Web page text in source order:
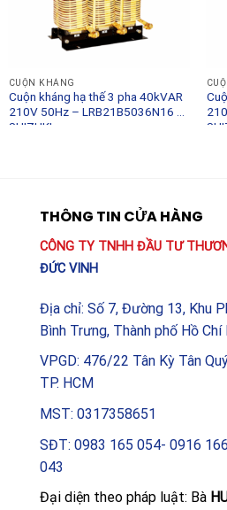
CUỘN KHÁNG
Cuộn kháng hạ thế 3 pha 40kVAR
210V 50Hz – LRB21B5036N16 –
SHIZUKI
THÔNG TIN CỬA HÀNG
CÔNG TY TNHH ĐẦU TƯ
ĐỨC VINH
Địa chỉ: Số 7, Đường 13, Khu
Bình Trưng, Thành phố Hồ
VPGD: 476/22 Tân Kỳ Tân
TP. HCM
MST: 0317358651
SĐT: 0983 165 054- 0916
043
Đại diện theo pháp luật: Bà